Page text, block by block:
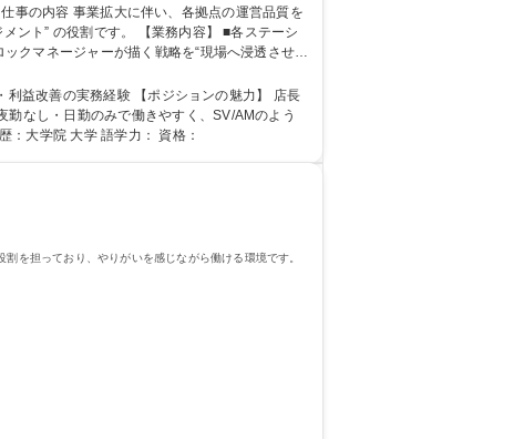
業務内容】 ■各ステーシ
クマネージャーが描く戦略を“現場へ浸透させ
ロックマネージャーへレポーティング 募集
ジションの魅力】 店長
なし・日勤のみで働きやすく、SV/AMのよう
も魅力。「店長の次のキャリア」に移行できる環境です。 学歴・資格 学歴：大学院 大学 語学力： 資格：
を担っており、やりがいを感じながら働ける環境です。